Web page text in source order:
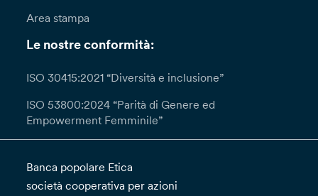
Area stampa
Le nostre conformità:
ISO 30415:2021 “Diversità e inclusione”
ISO 53800:2024 “Parità di Genere ed
Empowerment Femminile”
Banca popolare Etica
società cooperativa per azioni